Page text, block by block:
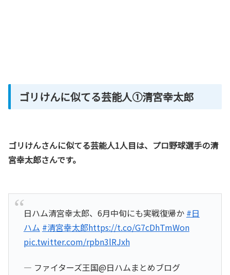
ゴリけんに似てる芸能人①清宮幸太郎
ゴリけんさんに似てる芸能人1人目は、プロ野球選手の清
宮幸太郎さんです。
日ハム清宮幸太郎、6月中旬にも実戦復帰か #日
ハム #清宮幸太郎https://t.co/G7cDhTmWon
pic.twitter.com/rpbn3lRJxh
— ファイターズ王国@日ハムまとめブログ